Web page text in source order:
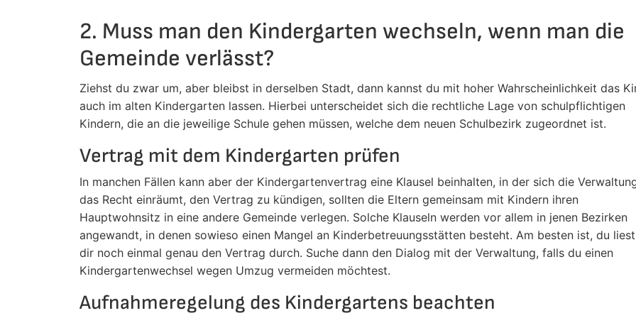
2. Muss man den Kindergarten wechseln, wenn man die
Gemeinde verlässt?
Ziehst du zwar um, aber bleibst in derselben Stadt, dann kannst du mit hoher Wahrscheinlichkeit das
auch im alten Kindergarten lassen. Hierbei unterscheidet sich die rechtliche Lage von schulpflichtigen
Kindern, die an die jeweilige Schule gehen müssen, welche dem neuen Schulbezirk zugeordnet ist.
Vertrag mit dem Kindergarten prüfen
In manchen Fällen kann aber der Kindergartenvertrag eine Klausel beinhalten, in der sich die
das Recht einräumt, den Vertrag zu kündigen, sollten die Eltern gemeinsam mit Kindern ihren
Hauptwohnsitz in eine andere Gemeinde verlegen. Solche Klauseln werden vor allem in jenen Bezirken
angewandt, in denen sowieso einen Mangel an Kinderbetreuungsstätten besteht. Am besten ist, du liest
dir noch einmal genau den Vertrag durch. Suche dann den Dialog mit der Verwaltung, falls du einen
Kindergartenwechsel wegen Umzug vermeiden möchtest.
Aufnahmeregelung des Kindergartens beachten